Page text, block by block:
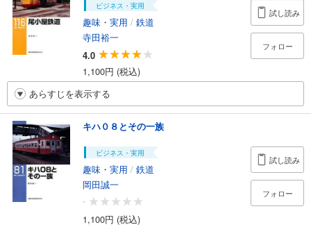
ビジネス・実用
趣味・実用 / 鉄道
寺田裕一
4.0
1,100円 (税込)
試し読み
フォロー
あらすじを表示する
キハ０８とその一族
ビジネス・実用
趣味・実用 / 鉄道
岡田誠一
-
1,100円 (税込)
試し読み
フォロー